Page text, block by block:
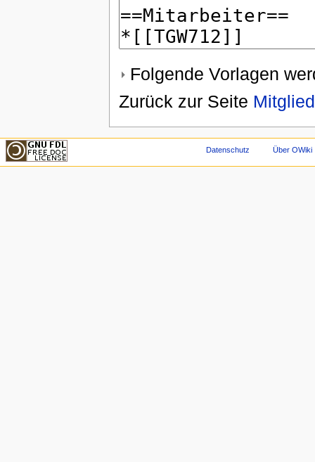
Folgende Vorlagen
Zurück zur Seite
Datenschutz Über OWiki